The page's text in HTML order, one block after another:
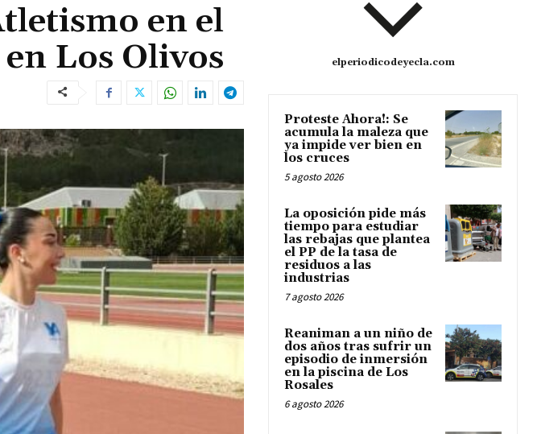
en el
Los Olivos
elperiodicodeyecla.com
Proteste Ahora!: Se
acumula la maleza que
ya impide ver bien en
los cruces
5 agosto 2026
La oposición pide más
tiempo para estudiar
las rebajas que plantea
el PP de la tasa de
residuos a las
industrias
7 agosto 2026
Reaniman a un niño de
dos años tras sufrir un
episodio de inmersión
en la piscina de Los
Rosales
6 agosto 2026